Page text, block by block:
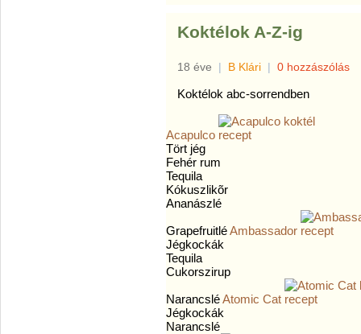
Koktélok A-Z-ig
18 éve | B Klári | 0 hozzászólás
Koktélok abc-sorrendben
Acapulco
Tört jég
Fehér rum
Tequila
Kókuszlikõr
Ananászlé
GrapefruitléAmbassador
Jégkockák
Tequila
Cukorszirup
NarancsléAtomic Cat
Jégkockák
Narancslé